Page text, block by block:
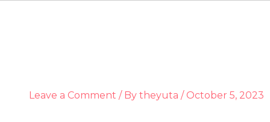
Leave a Comment / By theyuta / October 5, 2023